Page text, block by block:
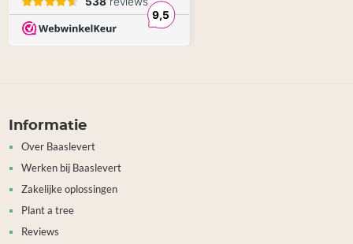
Informatie
Over Baaslevert
Werken bij Baaslevert
Zakelijke oplossingen
Plant a tree
Reviews